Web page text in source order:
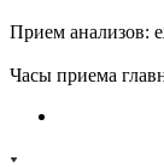
Прием анализов:
Часы приема